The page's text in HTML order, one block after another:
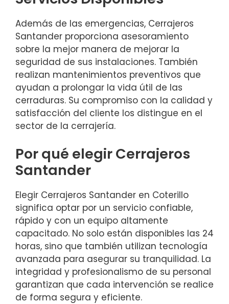
Además de las emergencias, Cerrajeros
Santander proporciona asesoramiento
sobre la mejor manera de mejorar la
seguridad de sus instalaciones. También
realizan mantenimientos preventivos que
ayudan a prolongar la vida útil de las
cerraduras. Su compromiso con la calidad y
satisfacción del cliente los distingue en el
sector de la cerrajería.
Por qué elegir Cerrajeros
Santander
Elegir Cerrajeros Santander en Coterillo
significa optar por un servicio confiable,
rápido y con un equipo altamente
capacitado. No solo están disponibles las 24
horas, sino que también utilizan tecnología
avanzada para asegurar su tranquilidad. La
integridad y profesionalismo de su personal
garantizan que cada intervención se realice
de forma segura y eficiente.